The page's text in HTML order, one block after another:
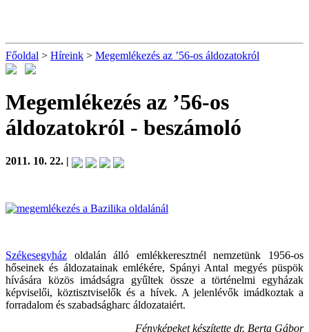
Főoldal > Híreink > Megemlékezés az ’56-os áldozatokról
Megemlékezés az ’56-os
áldozatokról - beszámoló
2011. 10. 22. |
Székesegyház oldalán álló emlékkeresztnél nemzetünk 1956-os
hőseinek és áldozatainak emlékére, Spányi Antal megyés püspök
hívására közös imádságra gyűltek össze a történelmi egyházak
képviselői, köztisztviselők és a hívek. A jelenlévők imádkoztak a
forradalom és szabadságharc áldozataiért.
Fényképeket készítette dr. Berta Gábor